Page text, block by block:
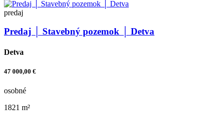
predaj
Predaj │ Stavebný pozemok │ Detva
Detva
47 000,00 €
osobné
1821 m²